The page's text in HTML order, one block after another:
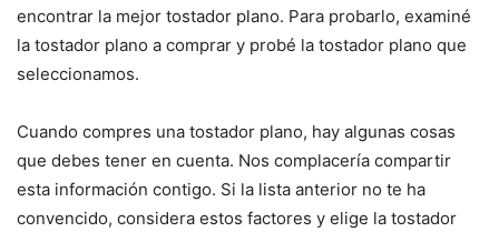
encontrar la mejor tostador plano. Para probarlo, examiné
la tostador plano a comprar y probé la tostador plano que
seleccionamos.
Cuando compres una tostador plano, hay algunas cosas
que debes tener en cuenta. Nos complacería compartir
esta información contigo. Si la lista anterior no te ha
convencido, considera estos factores y elige la tostador